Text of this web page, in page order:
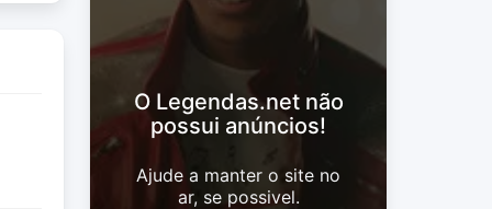
O Legendas.net não
possui anúncios!
Ajude a manter o site no
ar, se possivel.